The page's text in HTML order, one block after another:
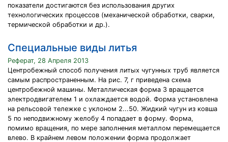
показатели достигаются без использования других
технологических процессов (механической обработки, сварки,
термической обработки и др.).
Специальные виды литья
Реферат, 28 Апреля 2013
Центробежный способ получения литых чугунных труб является
самым распространенным. На рис. 7, г приведена схема
центробежной машины. Металлическая форма 3 вращается
электродвигателем 1 и охлаждается водой. Форма установлена
на рельсовой тележке с уклоном 2...50. Жидкий чугун из ковша
5 по неподвижному желобу 4 попадает в форму. Форма,
помимо вращения, по мере заполнения металлом перемещается
влево. В крайнем левом положении форма продолжает